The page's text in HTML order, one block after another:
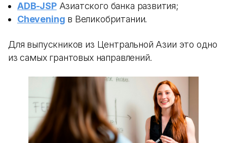
ADB-JSPАзиатского банка развития;
Chevening в Великобритании.
Для выпускников из Центральной Азии это одно
из самых грантовых направлений.